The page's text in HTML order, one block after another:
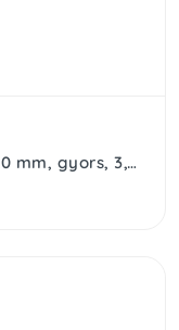
Home F3,15 A biztosítékbetét, 5x20 mm, gyors, 3,15 A